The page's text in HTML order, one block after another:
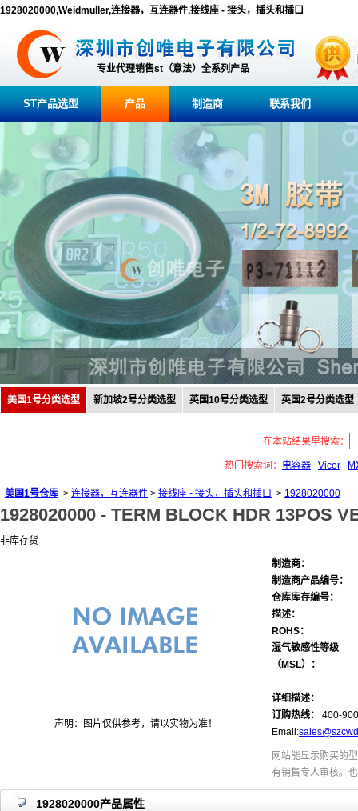
1928020000,Weidmuller,连接器，互连器件,接线座 - 接头，插头和插口
专业代理销售st（意法）全系列产品
ST产品选型 产品 制造商 联系我们
美国1号分类选型 新加坡2号分类选型 英国10号分类选型 英国2号分类选型
在本站结果里搜索：
热门搜索词： 电容器 Vicor
美国1号仓库 > 连接器，互连器件 > 接线座 - 接头，插头和插口 > 1928020000
1928020000 - TERM BLOCK HDR 13POS
非库存货
声明：图片仅供参考，请以实物为准！
制造商：
制造商产品编号：
仓库库存编号：
描述：
ROHS：
湿气敏感性等级
（MSL）：
详细描述：
订购热线：
400-
Email:
网站能显示购买的
有销售专人审核。
1928020000产品属性